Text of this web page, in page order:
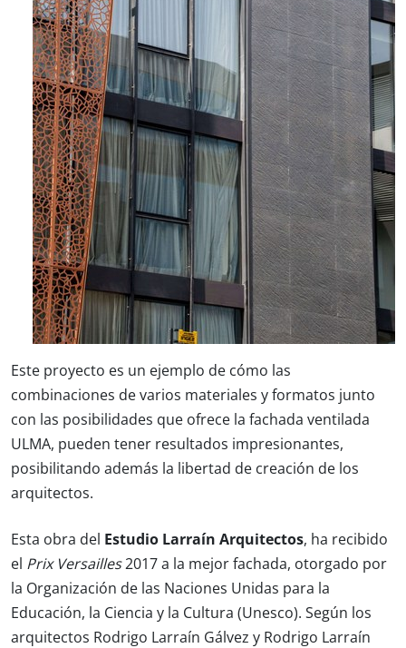
Este proyecto es un ejemplo de cómo las
combinaciones de varios materiales y formatos junto
con las posibilidades que ofrece la fachada ventilada
ULMA, pueden tener resultados impresionantes,
posibilitando además la libertad de creación de los
arquitectos.
Esta obra del Estudio Larraín Arquitectos, ha recibido
el Prix Versailles2017 a la mejor fachada, otorgado por
la Organización de las Naciones Unidas para la
Educación, la Ciencia y la Cultura (Unesco). Según los
arquitectos Rodrigo Larraín Gálvez y Rodrigo Larraín